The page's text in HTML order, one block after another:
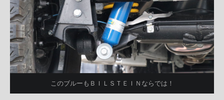
このブルーもＢＩＬＳＴＥＩＮならでは！